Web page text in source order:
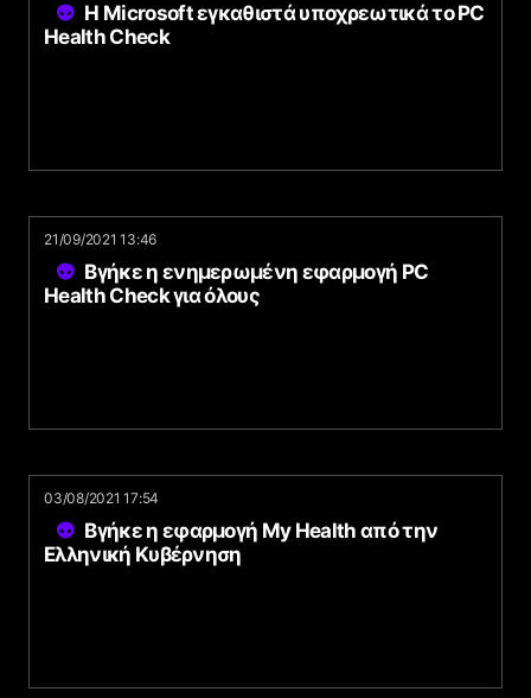
Η Microsoft εγκαθιστά υποχρεωτικά το PC
Health Check
21/09/2021 13:46
Βγήκε η ενημερωμένη εφαρμογή PC
Health Check για όλους
03/08/2021 17:54
Βγήκε η εφαρμογή My Health από την
Ελληνική Κυβέρνηση